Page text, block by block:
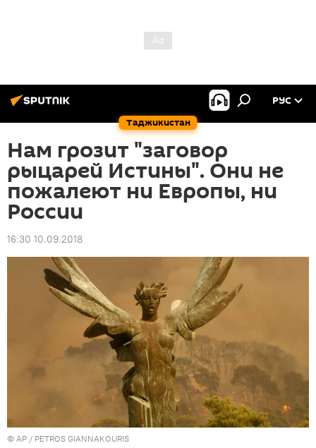
Таджикистан
РУС
Нам грозит "заговор
рыцарей Истины". Они не
пожалеют ни Европы, ни
России
16:30 10.09.2018
© AP / PETROS GIANNAKOURIS